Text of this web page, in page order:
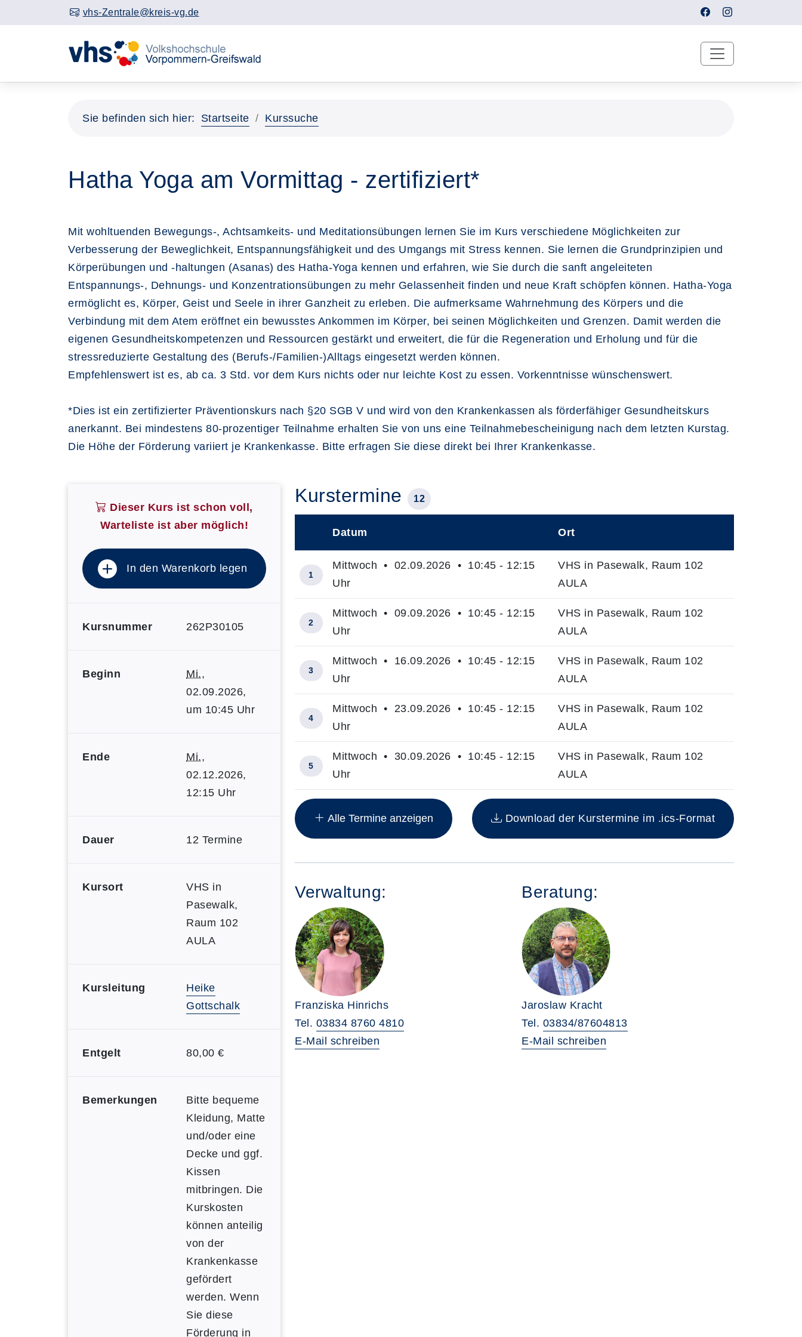
vhs-Zentrale@kreis-vg.de
Sie befinden sich hier: Startseite Kurssuche
Hatha Yoga am Vormittag - zertifiziert*
Mit wohltuenden Bewegungs-, Achtsamkeits- und Meditationsübungen lernen Sie im Kurs verschiedene Möglichkeiten zur
Verbesserung der Beweglichkeit, Entspannungsfähigkeit und des Umgangs mit Stress kennen. Sie lernen die Grundprinzipien und
Körperübungen und -haltungen (Asanas) des Hatha-Yoga kennen und erfahren, wie Sie durch die sanft angeleiteten
Entspannungs-, Dehnungs- und Konzentrationsübungen zu mehr Gelassenheit finden und neue Kraft schöpfen können. Hatha-Yoga
ermöglicht es, Körper, Geist und Seele in ihrer Ganzheit zu erleben. Die aufmerksame Wahrnehmung des Körpers und die
Verbindung mit dem Atem eröffnet ein bewusstes Ankommen im Körper, bei seinen Möglichkeiten und Grenzen. Damit werden die
eigenen Gesundheitskompetenzen und Ressourcen gestärkt und erweitert, die für die Regeneration und Erholung und für die
stressreduzierte Gestaltung des (Berufs-/Familien-)Alltags eingesetzt werden können.
Empfehlenswert ist es, ab ca. 3 Std. vor dem Kurs nichts oder nur leichte Kost zu essen. Vorkenntnisse wünschenswert.
*Dies ist ein zertifizierter Präventionskurs nach §20 SGB V und wird von den Krankenkassen als förderfähiger Gesundheitskurs
anerkannt. Bei mindestens 80-prozentiger Teilnahme erhalten Sie von uns eine Teilnahmebescheinigung nach dem letzten Kurstag.
Die Höhe der Förderung variiert je Krankenkasse. Bitte erfragen Sie diese direkt bei Ihrer Krankenkasse.
Dieser Kurs ist schon voll,
Warteliste ist aber möglich!
In den Warenkorb legen
Kursnummer 262P30105
Beginn Mi.,
02.09.2026,
um 10:45 Uhr
Ende Mi.,
02.12.2026,
12:15 Uhr
Dauer 12 Termine
Kursort
VHS in
Pasewalk,
Raum 102
AULA
Kursleitung
Heike
Gottschalk
Entgelt 80,00 €
Bemerkungen
Bitte bequeme
Kleidung, Matte
und/oder eine
Decke und ggf.
Kissen
mitbringen. Die
Kurskosten
können anteilig
von der
Krankenkasse
gefördert
werden. Wenn
Sie diese
Förderung in
Kurstermine 12
Insgesamt gibt es 12 Termine zum diesen Kurs
Datum Ort
1
Mittwoch • 02.09.2026 • 10:45 - 12:15
Uhr
VHS in Pasewalk, Raum 102
AULA
2
Mittwoch • 09.09.2026 • 10:45 - 12:15
Uhr
VHS in Pasewalk, Raum 102
AULA
3
Mittwoch • 16.09.2026 • 10:45 - 12:15
Uhr
VHS in Pasewalk, Raum 102
AULA
4
Mittwoch • 23.09.2026 • 10:45 - 12:15
Uhr
VHS in Pasewalk, Raum 102
AULA
5
Mittwoch • 30.09.2026 • 10:45 - 12:15
Uhr
VHS in Pasewalk, Raum 102
AULA
Alle Termine anzeigen Download der Kurstermine im .ics-Format
Verwaltung:
Franziska Hinrichs
Tel. 03834 8760 4810
E-Mail schreiben
Beratung:
Jaroslaw Kracht
Tel. 03834/87604813
E-Mail schreiben